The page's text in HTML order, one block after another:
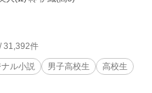
31,392件
ル小説 男子高校生
高校生